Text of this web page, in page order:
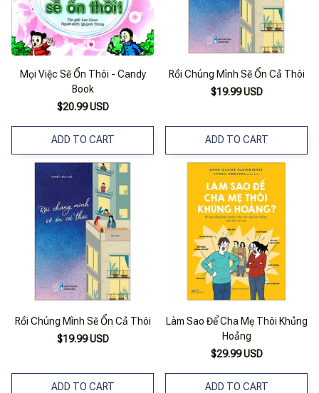
Mọi Việc Sẽ Ổn Thôi - Candy
Book
$20.99 USD
ADD TO CART
Rồi Chúng Mình Sẽ Ổn Cả Thôi
$19.99 USD
ADD TO CART
Rồi Chúng Mình Sẽ Ổn Cả Thôi
$19.99 USD
ADD TO CART
Làm Sao Để Cha Mẹ Thôi Khủng
Hoảng
$29.99 USD
ADD TO CART